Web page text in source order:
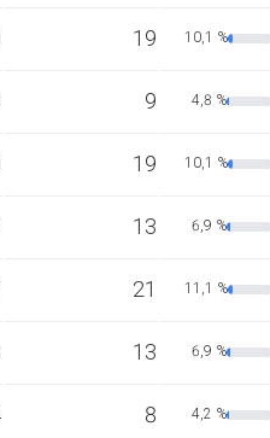
19 10,1 %
9 4,8 %
19 10,1 %
13 6,9 %
21 11,1 %
13 6,9 %
8 4,2 %